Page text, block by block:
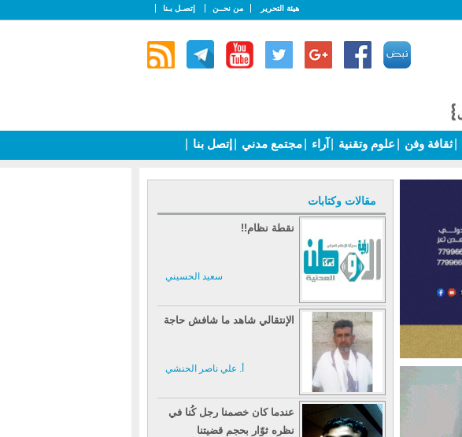
هيئة التحرير من نحــن إتصـل بـنا
ثقافة وفن علوم وتقنية آراء مجتمع مدني إتصل بنا
مقالات وكتابات
نقطة نظام!!
سعيد الحسيني
الإنتقالي شاهد ما شافش حاجة
أ. علي ناصر الحنشي
عندما كان خصمنا رجل كُنا في
نظره ثوّار بحجم قضيتنا